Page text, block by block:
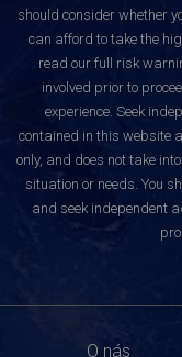
should consider whether
can afford to take the
read our full risk
involved prior to
experience. Seek
contained in this website
only, and does not take
situation or needs. You
and seek independent
O nás